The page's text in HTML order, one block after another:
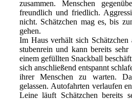
zusammen. Menschen
freundlich und friedlich.
nicht. Schätzchen mag es, bis
gehen.
Im Haus verhält sich
stubenrein und kann bereits
einem gefüllten Snackball
sich anschließend entspannt
ihrer Menschen zu warten.
gelassen. Autofahrten verlaufen
Leine läuft Schätzchen bereits